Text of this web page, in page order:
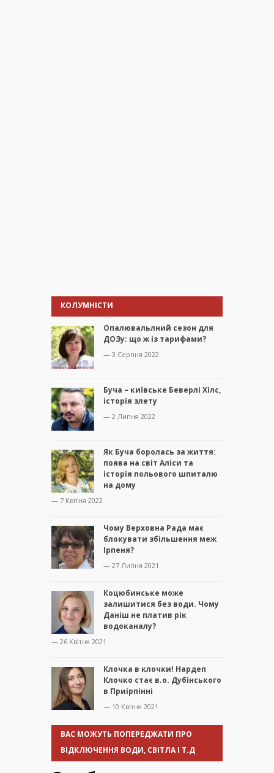
КОЛУМНІСТИ
Опалювальлний сезон для
ДОЗу: що ж із тарифами?
— 3 Серпня 2022
Буча – київське Беверлі Хілс,
історія злету
— 2 Липня 2022
Як Буча боролась за життя:
поява на світ Аліси та
історія польового шпиталю
на дому
— 7 Квітня 2022
Чому Верховна Рада має
блокувати збільшення меж
Ірпеня?
— 27 Липня 2021
Коцюбинське може
залишитися без води. Чому
Даніш не платив рік
водоканалу?
— 26 Квітня 2021
Клочка в клочки! Нардеп
Клочко стає в.о. Дубінського
в Приірпінні
— 10 Квітня 2021
ВАС МОЖУТЬ ПОПЕРЕДЖАТИ ПРО
ВІДКЛЮЧЕННЯ ВОДИ, СВІТЛА І Т.Д